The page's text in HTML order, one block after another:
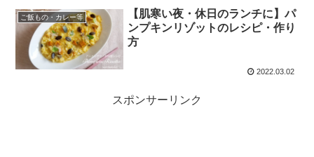
ご飯もの・カレー等
【肌寒い夜・休日のランチに】パ
ンプキンリゾットのレシピ・作り
方
2022.03.02
スポンサーリンク